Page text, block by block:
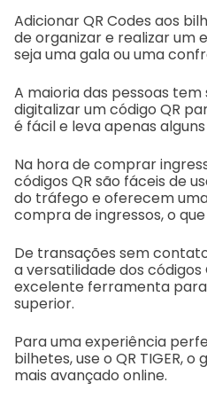
Adicionar QR Codes aos
de organizar e realizar um
seja uma gala ou uma
A maioria das pessoas
digitalizar um código QR
é fácil e leva apenas
Na hora de comprar
códigos QR são fáceis de
do tráfego e oferecem
compra de ingressos, o
De transações sem
a versatilidade dos códigos
excelente ferramenta
superior.
Para uma experiência
bilhetes, use o QR TIGER,
mais avançado online.